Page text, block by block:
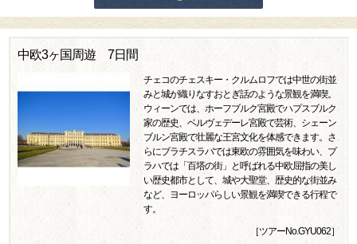
中欧3ヶ国周遊 7日間
チェコのチェスキー・クルムロフでは中世の街並
みと城が織りなすおとぎ話のような景観を満喫。
ウィーンでは、ホーフブルク宮殿でハプスブルク
家の歴史、ベルヴェデーレ宮殿で芸術、シェーン
ブルン宮殿で壮麗な王宮文化を体感できます。さ
らにブラチスラバでは東欧の雰囲気を味わい、プ
ラハでは「百塔の街」と呼ばれる中欧屈指の美し
い歴史都市として、城や大聖堂、歴史的な街並み
など、ヨーロッパらしい景観を満喫できる行程で
す。
［ツアーNo.GYU062］